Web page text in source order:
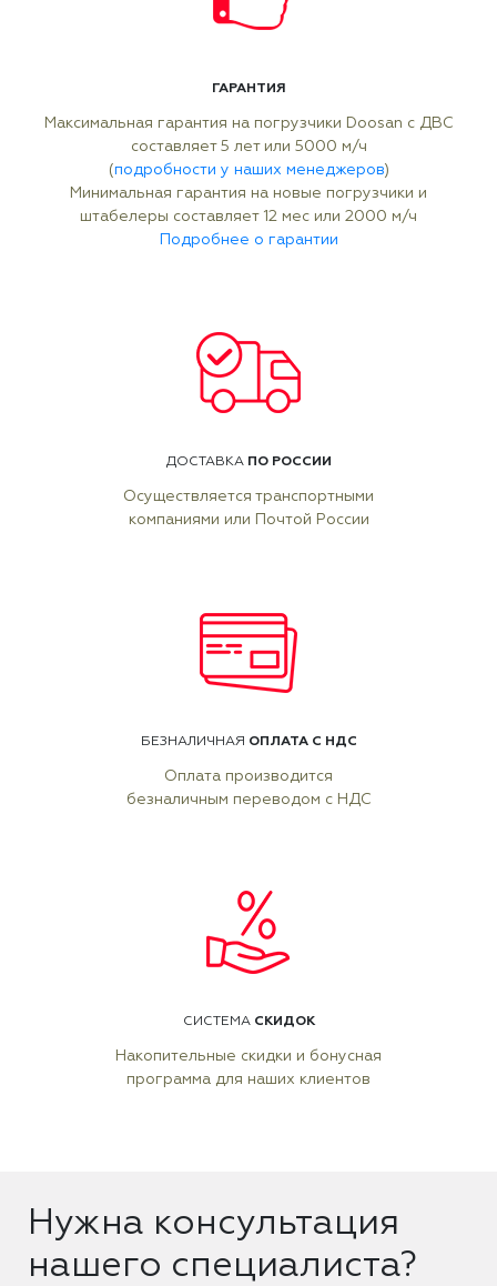
ГАРАНТИЯ
Максимальная гарантия на погрузчики Doosan с ДВС
составляет 5 лет или 5000 м/ч
(подробности у наших менеджеров)
Минимальная гарантия на новые погрузчики и
штабелеры составляет 12 мес или 2000 м/ч
Подробнее о гарантии
ДОСТАВКА ПО РОССИИ
Осуществляется транспортными
компаниями или Почтой России
БЕЗНАЛИЧНАЯ ОПЛАТА С НДС
Оплата производится
безналичным переводом с НДС
СИСТЕМА СКИДОК
Накопительные скидки и бонусная
программа для наших клиентов
Нужна консультация
нашего специалиста?